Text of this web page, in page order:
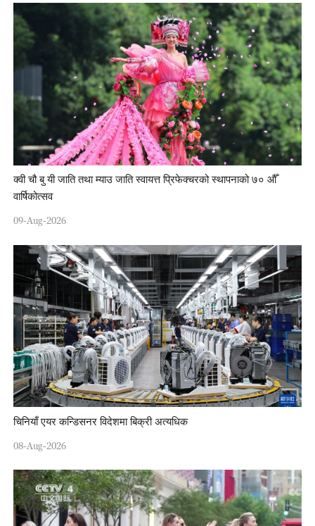
क्वी चौ बु यी जाति तथा म्याउ जाति स्वायत्त प्रिफेक्चरको स्थापनाको ७० औँ
वार्षिकोत्सव
09-Aug-2026
चिनियाँ एयर कन्डिसनर विदेशमा बिक्री अत्यधिक
08-Aug-2026